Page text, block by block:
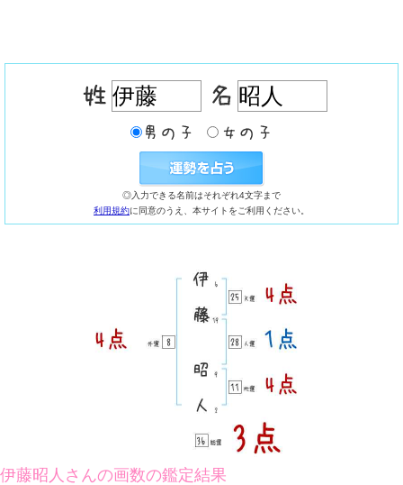
◎入力できる名前はそれぞれ4文字まで
利用規約に同意のうえ、本サイトをご利用ください。
伊藤昭人さんの画数の鑑定結果